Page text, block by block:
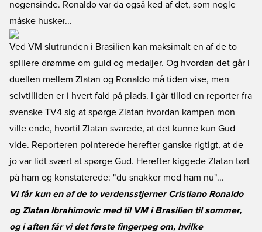
nogensinde. Ronaldo var da også ked af det, som nogle
måske husker...
Ved VM slutrunden i Brasilien kan maksimalt en af de to
spillere drømme om guld og medaljer. Og hvordan det går i
duellen mellem Zlatan og Ronaldo må tiden vise, men
selvtilliden er i hvert fald på plads. I går tillod en reporter fra
svenske TV4 sig at spørge Zlatan hvordan kampen mon
ville ende, hvortil Zlatan svarede, at det kunne kun Gud
vide. Reporteren pointerede herefter ganske rigtigt, at de
jo var lidt svært at spørge Gud. Herefter kiggede Zlatan tørt
på ham og konstaterede: "du snakker med ham nu"...
Vi får kun en af de to verdensstjerner Cristiano Ronaldo
og Zlatan Ibrahimovic med til VM i Brasilien til sommer,
og i aften får vi det første fingerpeg om, hvilke